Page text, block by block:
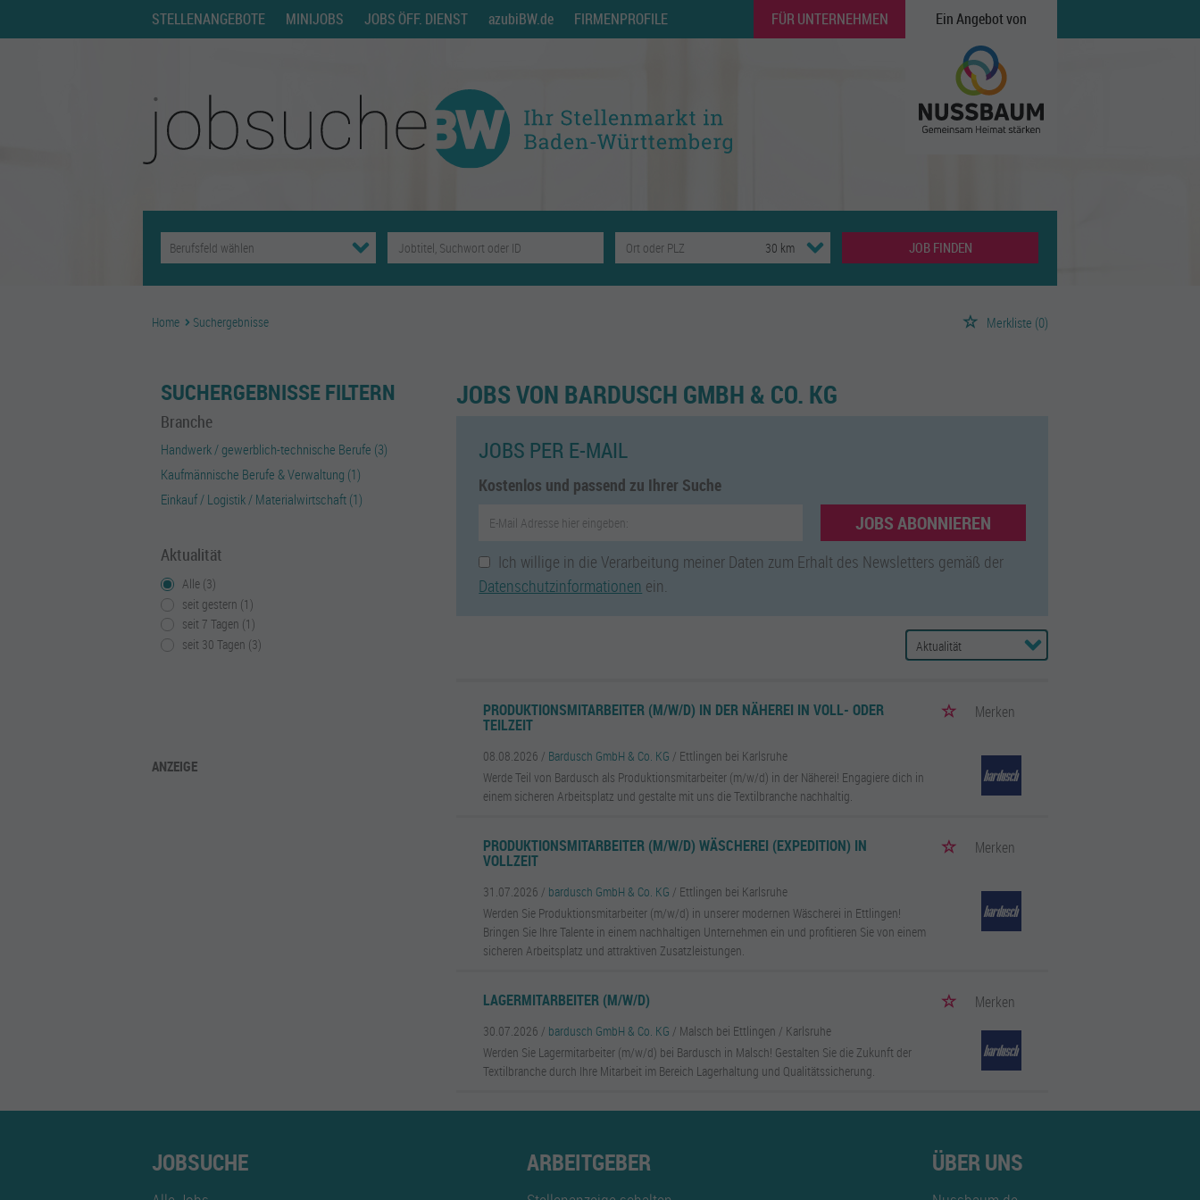
STELLENANGEBOTE MINIJOBS JOBS ÖFF. DIENST azubiBW.de FIRMENPROFILE FÜR UNTERNEHMEN Ein Angebot von
JOB FINDEN
Home Suchergebnisse Merkliste (0)
SUCHERGEBNISSE FILTERN
Branche
Handwerk / gewerblich-technische Berufe (3)
Kaufmännische Berufe & Verwaltung (1)
Einkauf / Logistik / Materialwirtschaft (1)
Aktualität
Alle (3)
seit gestern (1)
seit 7 Tagen (1)
seit 30 Tagen (3)
ANZEIGE
JOBS VON BARDUSCH GMBH & CO. KG
JOBS PER E-MAIL
Kostenlos und passend zu Ihrer Suche
JOBS ABONNIEREN
Ich willige in die Verarbeitung meiner Daten zum Erhalt des Newsletters gemäß der
Datenschutzinformationen ein.
PRODUKTIONSMITARBEITER (M/W/D) IN DER NÄHEREI IN VOLL- ODER
TEILZEIT
Merken
08.08.2026 / Bardusch GmbH & Co. KG / Ettlingen bei Karlsruhe
Werde Teil von Bardusch als Produktionsmitarbeiter (m/w/d) in der Näherei! Engagiere dich in
einem sicheren Arbeitsplatz und gestalte mit uns die Textilbranche nachhaltig.
PRODUKTIONSMITARBEITER (M/W/D) WÄSCHEREI (EXPEDITION) IN
VOLLZEIT
Merken
31.07.2026 / bardusch GmbH & Co. KG / Ettlingen bei Karlsruhe
Werden Sie Produktionsmitarbeiter (m/w/d) in unserer modernen Wäscherei in Ettlingen!
Bringen Sie Ihre Talente in einem nachhaltigen Unternehmen ein und profitieren Sie von einem
sicheren Arbeitsplatz und attraktiven Zusatzleistungen.
LAGERMITARBEITER (M/W/D) Merken
30.07.2026 / bardusch GmbH & Co. KG / Malsch bei Ettlingen / Karlsruhe
Werden Sie Lagermitarbeiter (m/w/d) bei Bardusch in Malsch! Gestalten Sie die Zukunft der
Textilbranche durch Ihre Mitarbeit im Bereich Lagerhaltung und Qualitätssicherung.
JOBSUCHE ARBEITGEBER ÜBER UNS